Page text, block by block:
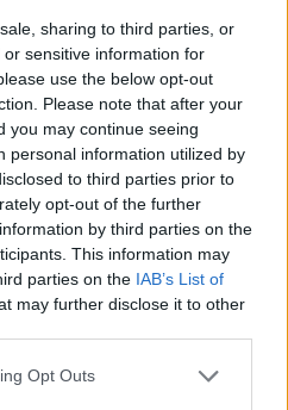
sharing to third parties, or
sensitive information for
use the below opt-out
Please note that after your
you may continue seeing
personal information utilized by
to third parties prior to
opt-out of the further
by third parties on the
This information may
parties on the IAB’s List of
may further disclose it to other
Opt Outs